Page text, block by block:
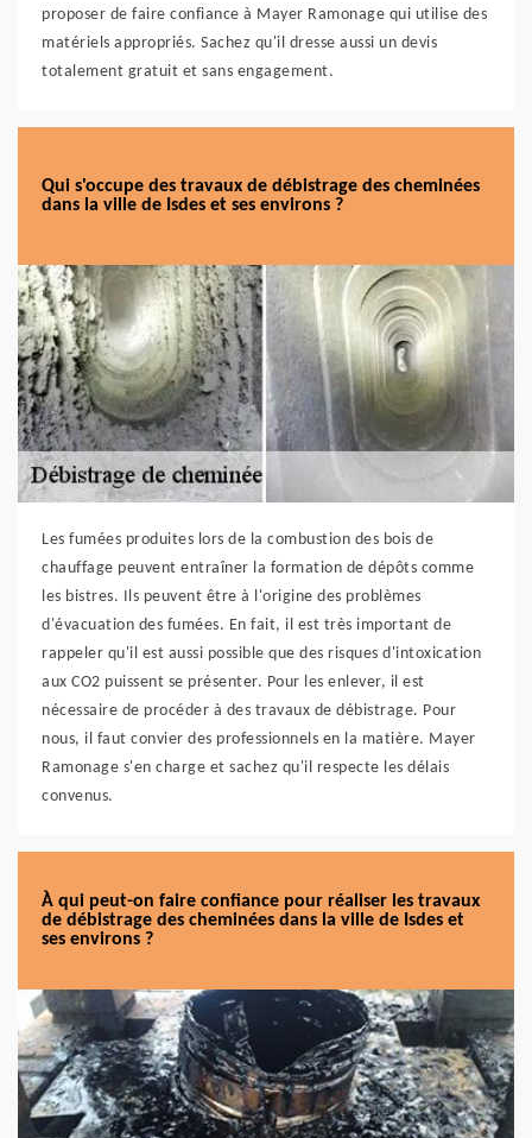
proposer de faire confiance à Mayer Ramonage qui utilise des
matériels appropriés. Sachez qu'il dresse aussi un devis
totalement gratuit et sans engagement.
Qui s'occupe des travaux de débistrage des cheminées
dans la ville de Isdes et ses environs ?
Les fumées produites lors de la combustion des bois de
chauffage peuvent entraîner la formation de dépôts comme
les bistres. Ils peuvent être à l'origine des problèmes
d'évacuation des fumées. En fait, il est très important de
rappeler qu'il est aussi possible que des risques d'intoxication
aux CO2 puissent se présenter. Pour les enlever, il est
nécessaire de procéder à des travaux de débistrage. Pour
nous, il faut convier des professionnels en la matière. Mayer
Ramonage s'en charge et sachez qu'il respecte les délais
convenus.
À qui peut-on faire confiance pour réaliser les travaux
de débistrage des cheminées dans la ville de Isdes et
ses environs ?